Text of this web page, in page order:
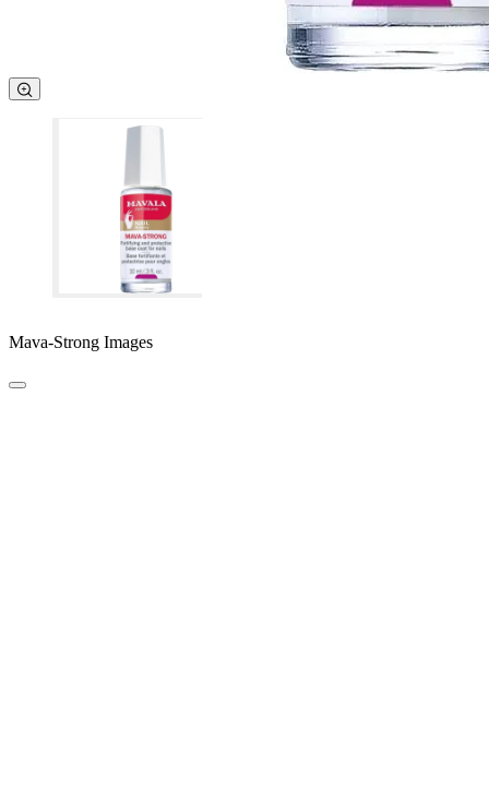
Mava-Strong Images